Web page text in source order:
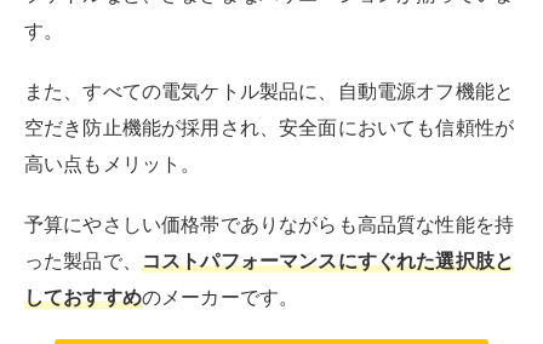
す。
また、すべての電気ケトル製品に、自動電源オフ機能と
空だき防止機能が採用され、安全面においても信頼性が
高い点もメリット。
予算にやさしい価格帯でありながらも高品質な性能を持
った製品で、 コストパフォーマンスにすぐれた選択肢と
しておすすめのメーカーです。